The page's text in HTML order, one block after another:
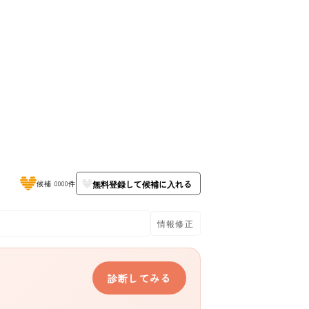
候補 0000件 無料登録して候補に入れる
情報修正
診断してみる